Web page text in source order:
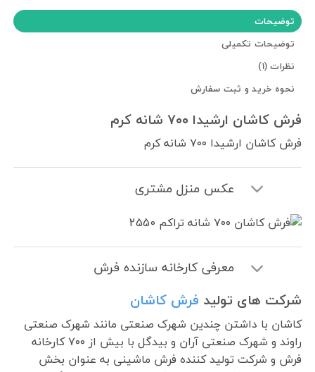
توضیحات
توضیحات تکمیلی
نظرات (1)
نحوه خرید و ثبت سفارش
فرش کاشان ارشیدا ۷۰۰ شانه کرم
فرش کاشان ارشیدا ۷۰۰ شانه کرم
عکس منزل مشتری
معرفی کارخانه سازنده فرش
شرکت های تولید فرش کاشان
کاشان با داشتن چندین شهرک صنعتی مانند شهرک صنعتی
راوند و شهرک صنعتی آران و بیدگل با بیش از ۷۰۰ کارخانه
فرش و شرکت تولید کننده فرش ماشینی به عنوان بخش